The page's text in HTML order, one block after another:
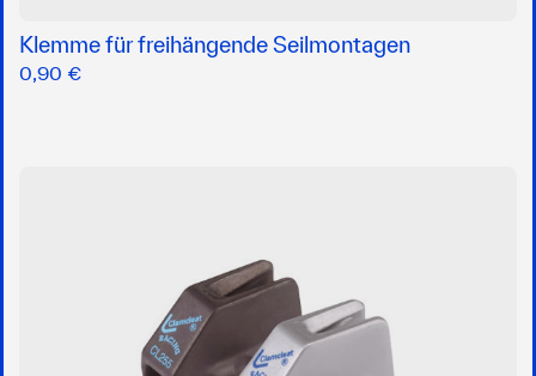
Klemme für freihängende Seilmontagen
0,90 €